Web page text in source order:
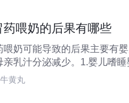
药喂奶的后果有哪些
喂奶可能导致的后果主要有
亲乳汁分泌减少。1.婴儿嗜
成分可...
黄丸